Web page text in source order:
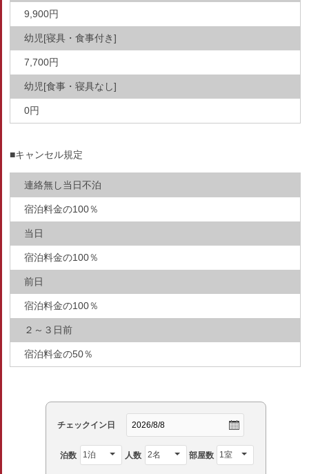
9,900円
幼児[寝具・食事付き]
7,700円
幼児[食事・寝具なし]
0円
■キャンセル規定
連絡無し当日不泊
宿泊料金の100％
当日
宿泊料金の100％
前日
宿泊料金の100％
２～３日前
宿泊料金の50％
チェックイン日
泊数 人数 部屋数